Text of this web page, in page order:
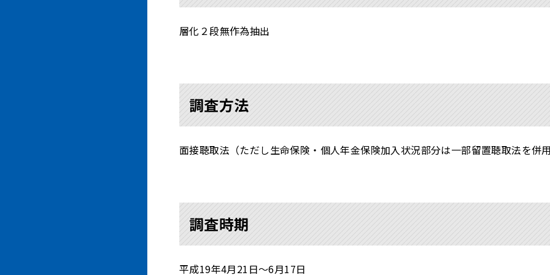
層化２段無作為抽出
調査方法
面接聴取法（ただし生命保険・個人年金保険加入状況部分は一部留置聴取法を併
調査時期
平成19年4月21日～6月17日